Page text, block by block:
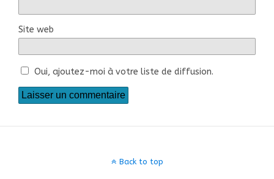
Site web
Oui, ajoutez-moi à votre liste de diffusion.
Back to top